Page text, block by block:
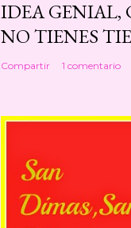
IDEA GENIAL,
NO TIENES
Compartir 1 comentario